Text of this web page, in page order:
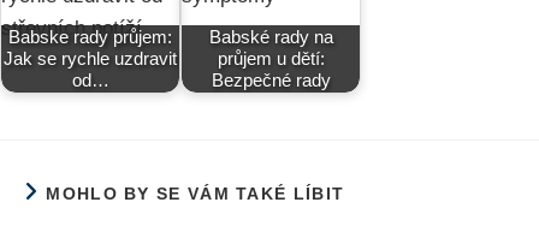
Babske rady průjem:
Jak se rychle uzdravit
od…
Babské rady na
průjem u dětí:
Bezpečné rady
MOHLO BY SE VÁM TAKÉ LÍBIT